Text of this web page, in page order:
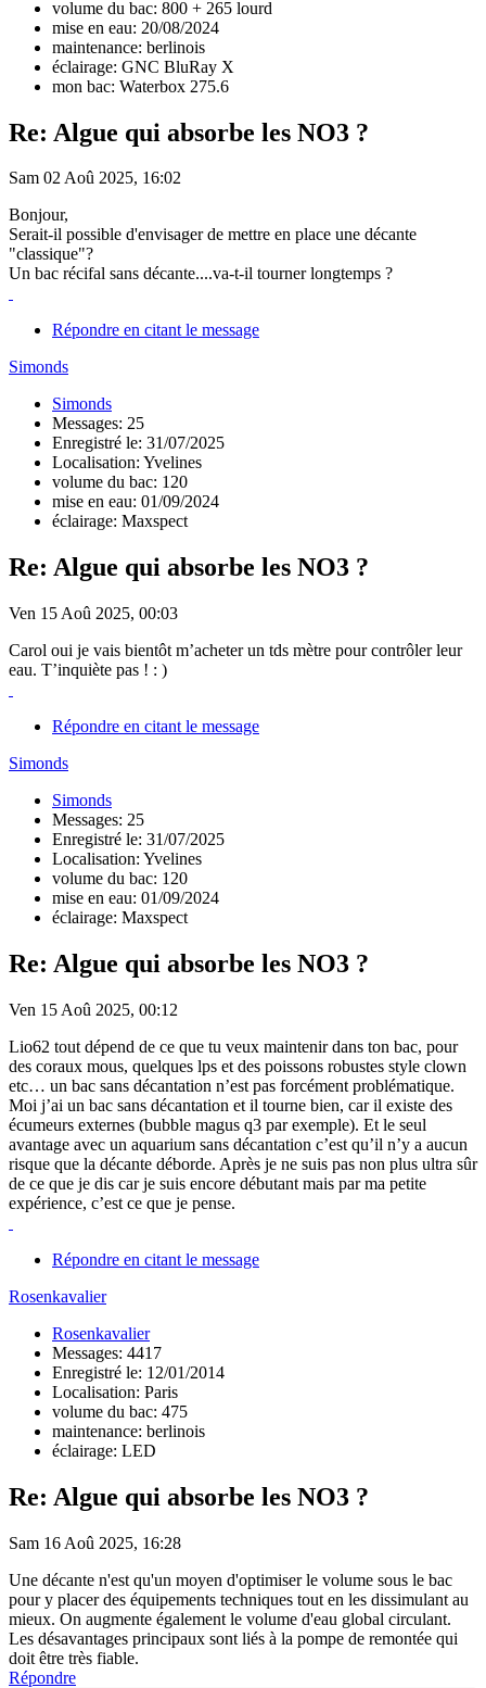
volume du bac: 800 + 265 lourd
mise en eau: 20/08/2024
maintenance: berlinois
éclairage: GNC BluRay X
mon bac: Waterbox 275.6
Re: Algue qui absorbe les NO3 ?
Sam 02 Aoû 2025, 16:02
Bonjour,
Serait-il possible d'envisager de mettre en place une décante
"classique"?
Un bac récifal sans décante....va-t-il tourner longtemps ?
Répondre en citant le message
Simonds
Simonds
Messages: 25
Enregistré le: 31/07/2025
Localisation: Yvelines
volume du bac: 120
mise en eau: 01/09/2024
éclairage: Maxspect
Re: Algue qui absorbe les NO3 ?
Ven 15 Aoû 2025, 00:03
Carol oui je vais bientôt m’acheter un tds mètre pour contrôler leur
eau. T’inquiète pas ! : )
Répondre en citant le message
Simonds
Simonds
Messages: 25
Enregistré le: 31/07/2025
Localisation: Yvelines
volume du bac: 120
mise en eau: 01/09/2024
éclairage: Maxspect
Re: Algue qui absorbe les NO3 ?
Ven 15 Aoû 2025, 00:12
Lio62 tout dépend de ce que tu veux maintenir dans ton bac, pour
des coraux mous, quelques lps et des poissons robustes style clown
etc… un bac sans décantation n’est pas forcément problématique.
Moi j’ai un bac sans décantation et il tourne bien, car il existe des
écumeurs externes (bubble magus q3 par exemple). Et le seul
avantage avec un aquarium sans décantation c’est qu’il n’y a aucun
risque que la décante déborde. Après je ne suis pas non plus ultra sûr
de ce que je dis car je suis encore débutant mais par ma petite
expérience, c’est ce que je pense.
Répondre en citant le message
Rosenkavalier
Rosenkavalier
Messages: 4417
Enregistré le: 12/01/2014
Localisation: Paris
volume du bac: 475
maintenance: berlinois
éclairage: LED
Re: Algue qui absorbe les NO3 ?
Sam 16 Aoû 2025, 16:28
Une décante n'est qu'un moyen d'optimiser le volume sous le bac
pour y placer des équipements techniques tout en les dissimulant au
mieux. On augmente également le volume d'eau global circulant.
Les désavantages principaux sont liés à la pompe de remontée qui
doit être très fiable.
Répondre